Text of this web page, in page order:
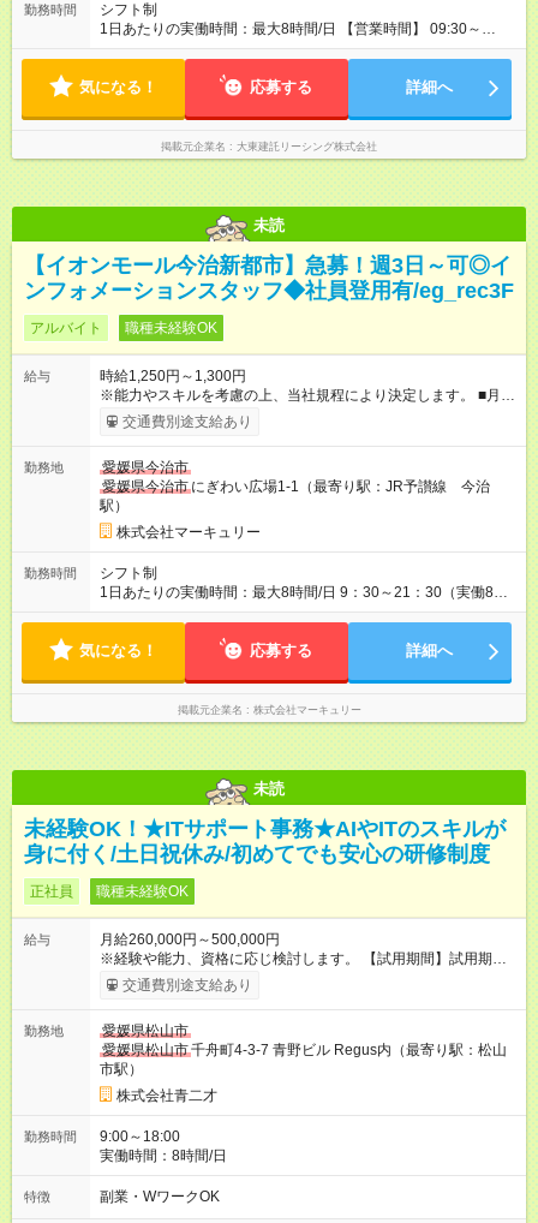
勤務時間
シフト制
1日あたりの実働時間：最大8時間/日 【営業時間】 09:30～
18:30 ★上記時間内で1日5時間～勤務OK ＼ライフスタイルに合
軽にご相談ください！ ◆1か月ごとのシフト提出制 ◆業務特性お
ます。
気になる！ 応募する 詳細へ
掲載元企業名 大東建託リーシング株式会社
未読
【イオンモール今治新都市】急募！週3日～可◎イ
ンフォメーションスタッフ◆社員登用有/eg_rec3F
アルバイト 職種未経験OK
給与
時給1,250円～1,300円
※能力やスキルを考慮の上、当社規程により決定します。 ■月給
例 時給1，300円×1日8時間×月22日勤務＝228，800円 しっかり
稼ぎたい方にピッタリです！ ■制服貸与があるので服装に縛られ
さ：3ヶ月 雇用形態、給与は本採用時と同じです。
交通費別途支給あり
勤務地
愛媛県今治市
愛媛県今治市 にぎわい広場1-1（最寄り駅：JR予讃線 今治
駅）
株式会社マーキュリー
勤務時間
シフト制
1日あたりの実働時間：最大8時間/日 9：30～21：30（実働8時
間／休憩1時間） ■シフト例 ・9：30～18：30 ・10：30～19：
気になる！ 応募する 詳細へ
掲載元企業名 株式会社マーキュリー
未読
未経験OK！★ITサポート事務★AIやITのスキルが
身に付く/土日祝休み/初めてでも安心の研修制度
正社員 職種未経験OK
給与
月給260,000円～500,000円
※経験や能力、資格に応じ検討します。 【試用期間】試用期間
あり 試用期間の長さ：3ヶ月 雇用形態、給与は本採用時と同じ
です。
交通費別途支給あり
勤務地
愛媛県松山市
愛媛県松山市千舟町4-3-7 青野ビル Regus内（最寄り駅：松山
市駅）
株式会社青二才
勤務時間
9:00～18:00
実働時間：8時間/日
特徴 副業・WワークOK